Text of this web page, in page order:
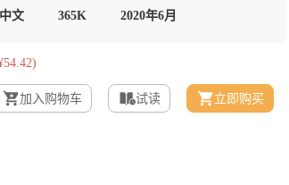
文 365K 2020年6月
加入购物车 试读 立即购买